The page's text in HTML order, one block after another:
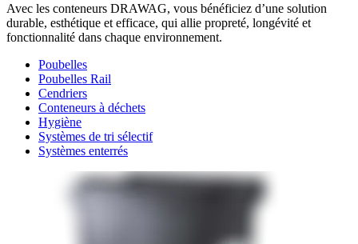
Avec les conteneurs DRAWAG, vous bénéficiez d’une solution
durable, esthétique et efficace, qui allie propreté, longévité et
fonctionnalité dans chaque environnement.
Poubelles
Poubelles Rail
Cendriers
Conteneurs à déchets
Hygiène
Systèmes de tri sélectif
Systèmes enterrés